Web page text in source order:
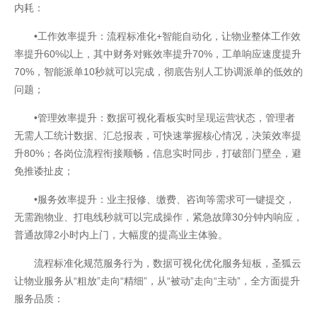
网站地图
内耗：
•工作效率提升：流程标准化+智能自动化，让物业整体工作效
率提升60%以上，其中财务对账效率提升70%，工单响应速度提升
70%，智能派单10秒就可以完成，彻底告别人工协调派单的低效的
问题；
•管理效率提升：数据可视化看板实时呈现运营状态，管理者
无需人工统计数据、汇总报表，可快速掌握核心情况，决策效率提
升80%；各岗位流程衔接顺畅，信息实时同步，打破部门壁垒，避
免推诿扯皮；
•服务效率提升：业主报修、缴费、咨询等需求可一键提交，
无需跑物业、打电线秒就可以完成操作，紧急故障30分钟内响应，
普通故障2小时内上门，大幅度的提高业主体验。
流程标准化规范服务行为，数据可视化优化服务短板，圣狐云
让物业服务从“粗放”走向“精细”，从“被动”走向“主动”，全方面提升
服务品质：